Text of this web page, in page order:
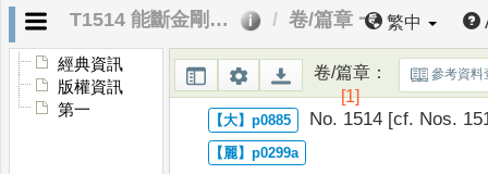
T1514 能斷金剛般若波羅蜜多經論頌 卷/篇章 一 繁中
經典資訊
版權資訊
第一
卷/篇章：
[1]
參考資料
No. 1514 [cf. Nos.